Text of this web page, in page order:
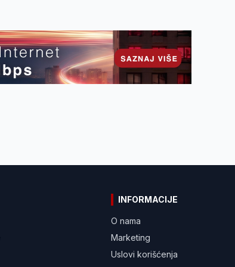
INFORMACIJE
O nama
Marketing
Uslovi korišćenja